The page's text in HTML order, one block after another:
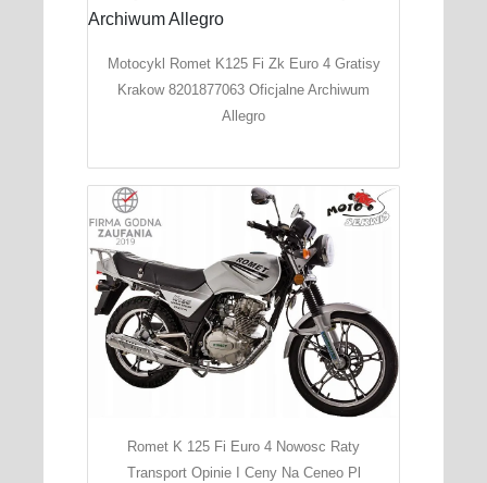
Motocykl Romet K125 Fi Zk Euro 4 Gratisy
Krakow 8201877063 Oficjalne Archiwum
Allegro
Romet K 125 Fi Euro 4 Nowosc Raty
Transport Opinie I Ceny Na Ceneo Pl